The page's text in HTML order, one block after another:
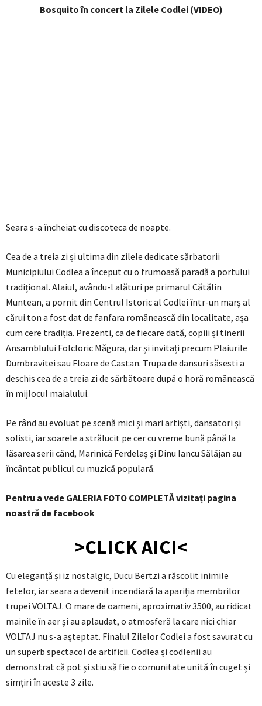
Bosquito în concert la Zilele Codlei (VIDEO)
Seara s-a încheiat cu discoteca de noapte.
Cea de a treia zi și ultima din zilele dedicate sărbatorii
Municipiului Codlea a început cu o frumoasă paradă a portului
tradițional. Alaiul, avându-l alături pe primarul Cătălin
Muntean, a pornit din Centrul Istoric al Codlei într-un marș al
cărui ton a fost dat de fanfara românească din localitate, așa
cum cere tradiția. Prezenti, ca de fiecare dată, copiii și tinerii
Ansamblului Folcloric Măgura, dar și invitați precum Plaiurile
Dumbravitei sau Floare de Castan. Trupa de dansuri săsesti a
deschis cea de a treia zi de sărbătoare după o horă românească
în mijlocul maialului.
Pe rând au evoluat pe scenă mici și mari artiști, dansatori și
solisti, iar soarele a strălucit pe cer cu vreme bună până la
lăsarea serii când, Marinică Ferdelaș și Dinu Iancu Sălăjan au
încântat publicul cu muzică populară.
Pentru a vede GALERIA FOTO COMPLETĂ vizitați pagina
noastră de facebook
>CLICK AICI<
Cu eleganță și iz nostalgic, Ducu Bertzi a răscolit inimile
fetelor, iar seara a devenit incendiară la apariția membrilor
trupei VOLTAJ. O mare de oameni, aproximativ 3500, au ridicat
mainile în aer și au aplaudat, o atmosferă la care nici chiar
VOLTAJ nu s-a așteptat. Finalul Zilelor Codlei a fost savurat cu
un superb spectacol de artificii. Codlea și codlenii au
demonstrat că pot și stiu să fie o comunitate unită în cuget și
simțiri în aceste 3 zile.